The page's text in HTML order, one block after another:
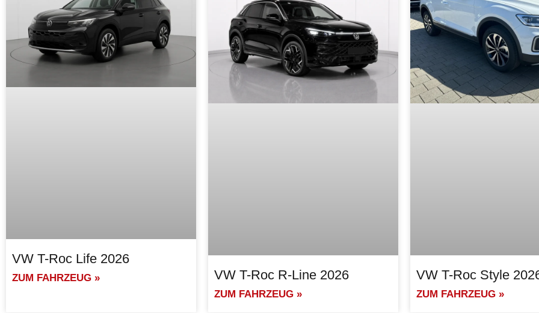
VW T-Roc Life 2026
ZUM FAHRZEUG » VW T-Roc R-Line 2026
ZUM FAHRZEUG »
VW T-Roc Style
ZUM FAHRZEUG »